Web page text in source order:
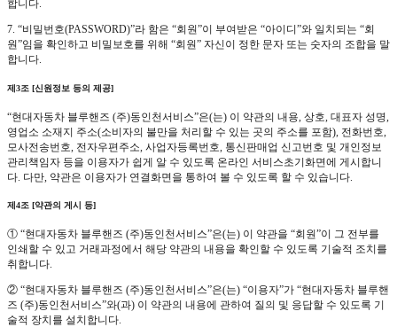
합니다.
7. “비밀번호(PASSWORD)”라 함은 “회원”이 부여받은 “아이디”와 일치되는 “회
원”임을 확인하고 비밀보호를 위해 “회원” 자신이 정한 문자 또는 숫자의 조합을 말
합니다.
제3조 [신원정보 등의 제공]
“현대자동차 블루핸즈 (주)동인천서비스”은(는) 이 약관의 내용, 상호, 대표자 성명,
영업소 소재지 주소(소비자의 불만을 처리할 수 있는 곳의 주소를 포함), 전화번호,
모사전송번호, 전자우편주소, 사업자등록번호, 통신판매업 신고번호 및 개인정보
관리책임자 등을 이용자가 쉽게 알 수 있도록 온라인 서비스초기화면에 게시합니
다. 다만, 약관은 이용자가 연결화면을 통하여 볼 수 있도록 할 수 있습니다.
제4조 [약관의 게시 등]
① “현대자동차 블루핸즈 (주)동인천서비스”은(는) 이 약관을 “회원”이 그 전부를
인쇄할 수 있고 거래과정에서 해당 약관의 내용을 확인할 수 있도록 기술적 조치를
취합니다.
② “현대자동차 블루핸즈 (주)동인천서비스”은(는) “이용자”가 “현대자동차 블루핸
즈 (주)동인천서비스”와(과) 이 약관의 내용에 관하여 질의 및 응답할 수 있도록 기
술적 장치를 설치합니다.